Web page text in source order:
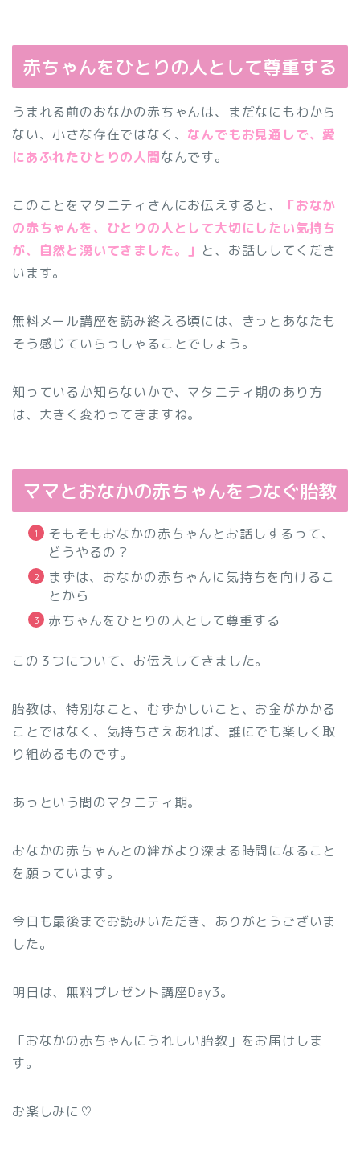
赤ちゃんをひとりの人として尊重する
うまれる前のおなかの赤ちゃんは、まだなにもわから
ない、小さな存在ではなく、 なんでもお見通しで、愛
にあふれたひとりの人間なんです。
このことをマタニティさんにお伝えすると、
「おなか
の赤ちゃんを、ひとりの人として大切にしたい気持ち
が、自然と湧いてきました。」 と、お話ししてくださ
います。
無料メール講座を読み終える頃には、きっとあなたも
そう感じていらっしゃることでしょう。
知っているか知らないかで、マタニティ期のあり方
は、大きく変わってきますね。
ママとおなかの赤ちゃんをつなぐ胎教
そもそもおなかの赤ちゃんとお話しするって、
どうやるの？
まずは、おなかの赤ちゃんに気持ちを向けるこ
とから
赤ちゃんをひとりの人として尊重する
この３つについて、お伝えしてきました。
胎教は、特別なこと、むずかしいこと、お金がかかる
ことではなく、気持ちさえあれば、誰にでも楽しく取
り組めるものです。
あっという間のマタニティ期。
おなかの赤ちゃんとの絆がより深まる時間になること
を願っています。
今日も最後までお読みいただき、ありがとうございま
した。
明日は、無料プレゼント講座Day3。
「おなかの赤ちゃんにうれしい胎教」をお届けしま
す。
お楽しみに♡